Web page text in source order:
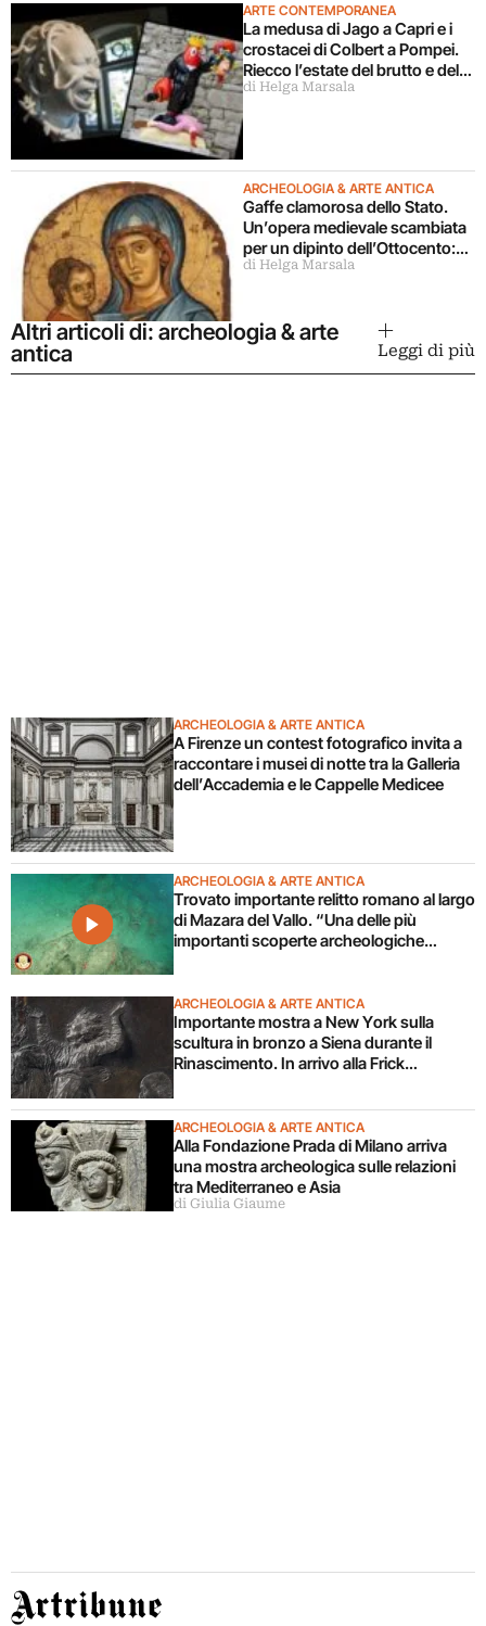
ARTE CONTEMPORANEA
La medusa di Jago a Capri e i
crostacei di Colbert a Pompei.
Riecco l’estate del brutto e del
banale
di Helga Marsala
ARCHEOLOGIA & ARTE ANTICA
Gaffe clamorosa dello Stato.
Un’opera medievale scambiata
per un dipinto dell’Ottocento:
perduta per sempre
di Helga Marsala
Altri articoli di: archeologia & arte
antica
Leggi di più
ARCHEOLOGIA & ARTE ANTICA
A Firenze un contest fotografico invita a
raccontare i musei di notte tra la Galleria
dell’Accademia e le Cappelle Medicee
ARCHEOLOGIA & ARTE ANTICA
Trovato importante relitto romano al largo
di Mazara del Vallo. “Una delle più
importanti scoperte archeologiche
ARCHEOLOGIA & ARTE ANTICA
Importante mostra a New York sulla
scultura in bronzo a Siena durante il
Rinascimento. In arrivo alla Frick
ARCHEOLOGIA & ARTE ANTICA
Alla Fondazione Prada di Milano arriva
una mostra archeologica sulle relazioni
tra Mediterraneo e Asia
di Giulia Giaume
Artribune